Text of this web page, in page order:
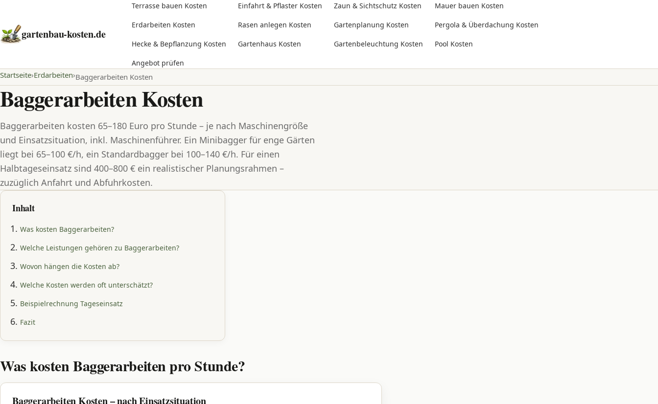
gartenbau-kosten.de
Terrasse bauen Kosten Einfahrt & Pflaster Kosten Zaun & Sichtschutz Kosten Mauer bauen Kosten
Erdarbeiten Kosten Rasen anlegen Kosten Gartenplanung Kosten Pergola & Überdachung Kosten
Hecke & Bepflanzung Kosten Gartenhaus Kosten Gartenbeleuchtung Kosten Pool Kosten
Angebot prüfen
Startseite Erdarbeiten Baggerarbeiten Kosten
Baggerarbeiten Kosten
Baggerarbeiten kosten 65–180 Euro pro Stunde – je nach Maschinengröße
und Einsatzsituation, inkl. Maschinenführer. Ein Minibagger für enge Gärten
liegt bei 65–100 €/h, ein Standardbagger bei 100–140 €/h. Für einen
Halbtageseinsatz sind 400–800 € ein realistischer Planungsrahmen –
zuzüglich Anfahrt und Abfuhrkosten.
Inhalt
Was kosten Baggerarbeiten?
Welche Leistungen gehören zu Baggerarbeiten?
Wovon hängen die Kosten ab?
Welche Kosten werden oft unterschätzt?
Beispielrechnung Tageseinsatz
Fazit
Was kosten Baggerarbeiten pro Stunde?
Baggerarbeiten Kosten – nach Einsatzsituation